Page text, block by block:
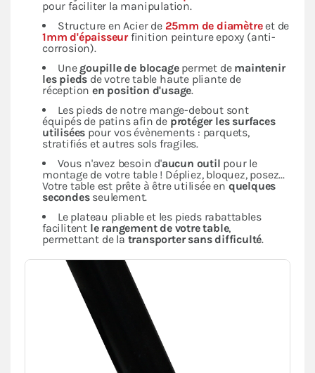
pour faciliter la manipulation.
Structure en Acier de 25mm de diamètreet de
1mm d'épaisseurfinition peinture epoxy (anti-
corrosion).
Une goupille de blocagepermet de maintenir
les pieds de votre table haute pliante de
réception en position d'usage.
Les pieds de notre mange-debout sont
équipés de patins afin de protéger les surfaces
utilisées pour vos évènements : parquets,
stratifiés et autres sols fragiles.
Vous n'avez besoin d'aucun outil pour le
montage de votre table ! Dépliez, bloquez, posez...
Votre table est prête à être utilisée enquelques
secondesseulement.
Le plateau pliable et les pieds rabattables
facilitent le rangement de votre table,
permettant de la transporter sans difficulté.